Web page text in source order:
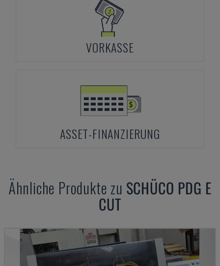
VORKASSE
ASSET-FINANZIERUNG
Ähnliche Produkte zu SCHÜCO PDG E
CUT